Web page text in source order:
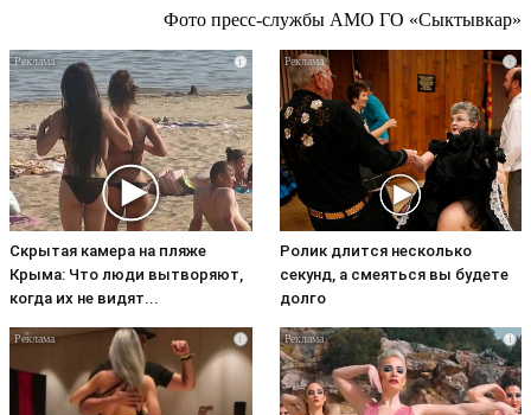
Фото пресс-службы АМО ГО «Сыктывкар»
i
Скрытая камера на пляже
Крыма: Что люди вытворяют,
когда их не видят...
i
Ролик длится несколько
секунд, а смеяться вы будете
долго
i i